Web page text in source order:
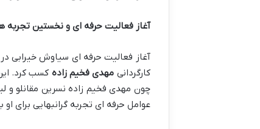
آغاز فعالیت حرفه ای و نخستین تجربه
آغاز فعالیت حرفه ای سیاوش خیرابی
کارگردانی مهدی فخیم زاده کسب کرد.
چون مهدی فخیم زاده نسرین مقانلو و
عوامل حرفه ای تجربه گرانبهایی برای